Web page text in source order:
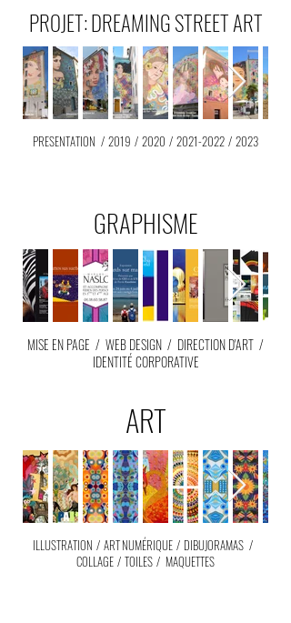
PROJET: DREAMING STREET ART
PRESENTATION / 2019 / 2020 / 2021-2022 / 2023
GRAPHISME
MISE EN PAGE / WEB DESIGN / DIRECTION D'ART /
IDENTITÉ CORPORATIVE
ART
ILLUSTRATION / ART NUMÉRIQUE / DIBUJORAMAS /
COLLAGE / TOILES / MAQUETTES